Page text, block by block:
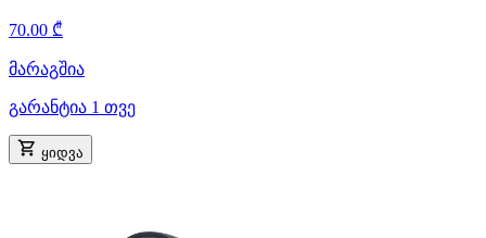
70.00 ₾
მარაგშია
გარანტია 1 თვე
ყიდვა